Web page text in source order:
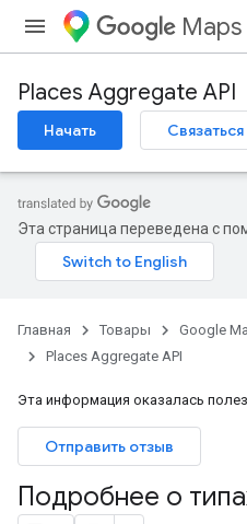
Places Aggregate API
Начать
Эта страница переведена с
Главная Товары Google
Places Aggregate API
Эта информация оказалась
Отправить отзыв
Подробнее о